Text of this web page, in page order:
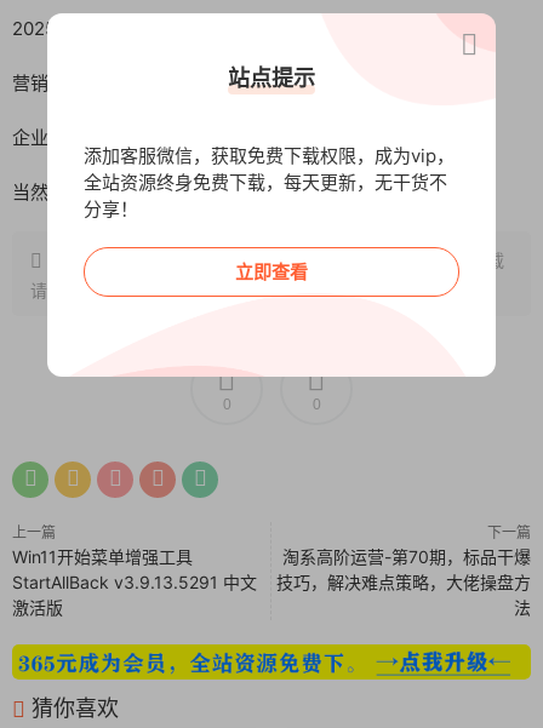
2025是AI应用元年仅掌握普通工具已远远不够
营销从品牌导向转向效率导向AI是提升效率的关键
企业对人才的能力要求升级AI是我们的必备武器
当然不止营销人可以学以下人员我也建议
原文链接： http://www.wangxunke.cn/ai/11164.html，转载
请注明出处~~~
0 0
上一篇
Win11开始菜单增强工具
StartAllBack v3.9.13.5291 中文
激活版
下一篇
淘系高阶运营-第70期，标品干爆
技巧，解决难点策略，大佬操盘方
法
猜你喜欢
站点提示
添加客服微信，获取免费下载权限，成为vip，
全站资源终身免费下载，每天更新，无干货不
分享！
立即查看